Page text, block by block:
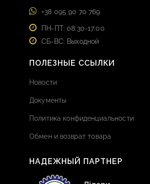
+38 095 90 70 769
ПН-ПТ: 08:30-17:00
СБ-ВС: Выходной
ПОЛЕЗНЫЕ ССЫЛКИ
Новости
Документы
Политика конфиденциальности
Обмен и возврат товара
НАДЕЖНЫЙ ПАРТНЕР